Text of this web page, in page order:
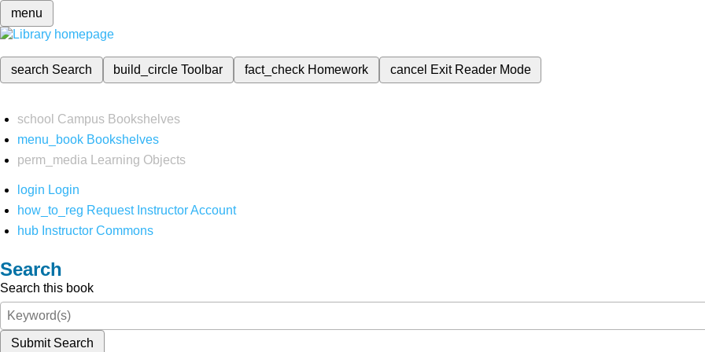
menu
search Search build_circleToolbar fact_check Homework cancel Exit Reader Mode
school Campus Bookshelves
menu_book Bookshelves
perm_media
Learning Objects
login Login
how_to_reg Request Instructor Account
hub Instructor Commons
Search
Search this book
Submit Search